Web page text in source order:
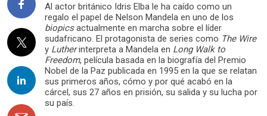
Al actor británico Idris Elba le ha caído como un
regalo el papel de Nelson Mandela en uno de los
biopicsactualmente en marcha sobre el líder
sudafricano. El protagonista de series como The Wire
y Lutherinterpreta a Mandela en Long Walk to
Freedom, película basada en la biografía del Premio
Nobel de la Paz publicada en 1995 en la que se relatan
sus primeros años, cómo y por qué acabó en la
cárcel, sus 27 años en prisión, su salida y su lucha por
su país.